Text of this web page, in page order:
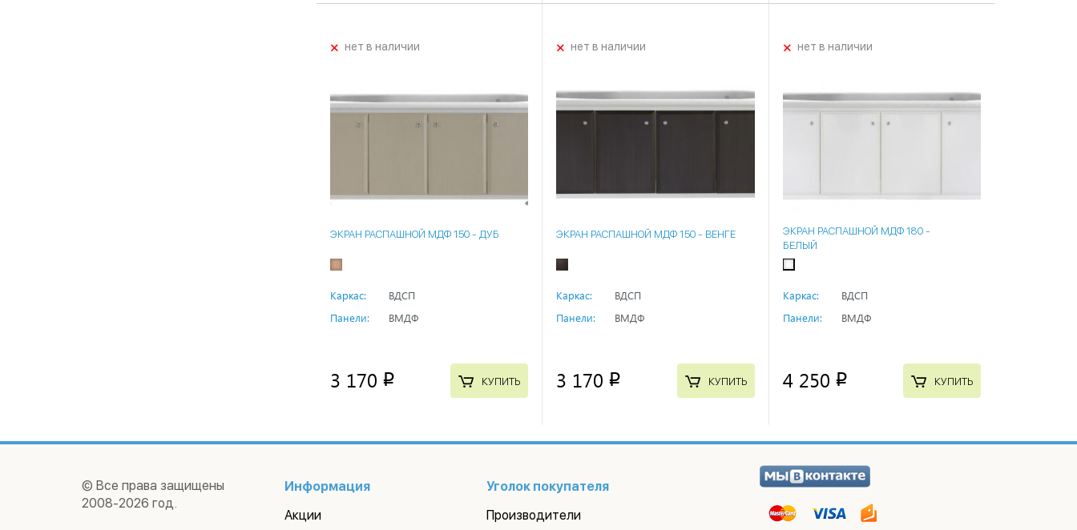
+нет в наличии
ЭКРАН РАСПАШНОЙ МДФ 150 - ДУБ
Каркас:
ВДСП
Панели:
ВМДФ
3 170 p КУПИТЬ
+нет в наличии
ЭКРАН РАСПАШНОЙ МДФ 150 - ВЕНГЕ
Каркас:
ВДСП
Панели:
ВМДФ
3 170 p КУПИТЬ
+нет в наличии
ЭКРАН РАСПАШНОЙ МДФ 180 -
БЕЛЫЙ
Каркас:
ВДСП
Панели:
ВМДФ
4 250 p КУПИТЬ
© Все права защищены
2008-2026 год.
Информация
Акции
Уголок покупателя
Производители